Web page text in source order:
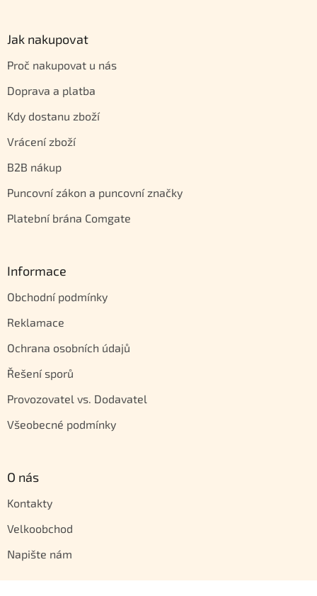
Jak nakupovat
Proč nakupovat u nás
Doprava a platba
Kdy dostanu zboží
Vrácení zboží
B2B nákup
Puncovní zákon a puncovní značky
Platební brána Comgate
Informace
Obchodní podmínky
Reklamace
Ochrana osobních údajů
Řešení sporů
Provozovatel vs. Dodavatel
Všeobecné podmínky
O nás
Kontakty
Velkoobchod
Napište nám